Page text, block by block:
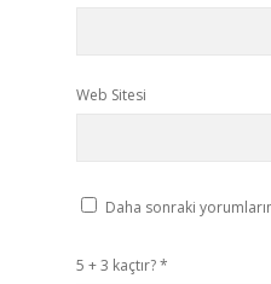
Web Sitesi
Daha sonraki
5 + 3 kaçtır?*